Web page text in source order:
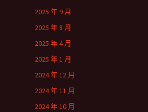
2025 年 9 月
2025 年 8 月
2025 年 4 月
2025 年 1 月
2024 年 12 月
2024 年 11 月
2024 年 10 月